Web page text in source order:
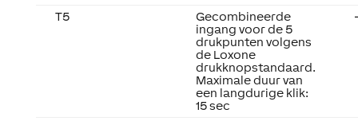
T5
Gecombineerde
ingang voor de 5
drukpunten volgens
de Loxone
drukknopstandaard.
Maximale duur van
een langdurige klik:
15 sec
-